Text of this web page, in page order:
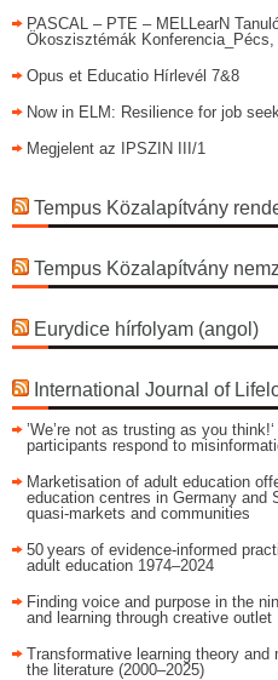
PASCAL – PTE – MELLearN
Ökoszisztémák
Opus et Educatio Hírlevél 7&8
Now in ELM: Resilience for job
Megjelent az IPSZIN III/1
Tempus Közalapítvány
Tempus Közalapítvány
Eurydice hírfolyam (angol)
International Journal of
’We’re not as trusting as you
participants respond to
Marketisation of adult education
education centres in Germany and
quasi-markets and communities
50 years of evidence‑informed
adult education 1974–2024
Finding voice and purpose in the
and learning through creative outlet
Transformative learning theory
the literature (2000–2025)